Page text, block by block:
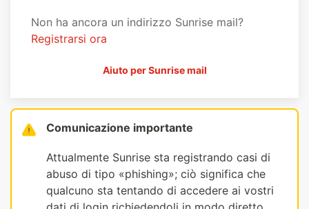
Non ha ancora un indirizzo Sunrise mail?
Registrarsi ora
Aiuto per Sunrise mail
Comunicazione importante
Attualmente Sunrise sta registrando casi di
abuso di tipo «phishing»; ciò significa che
qualcuno sta tentando di accedere ai vostri